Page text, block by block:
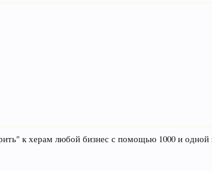
к херам любой бизнес с помощью 1000 и